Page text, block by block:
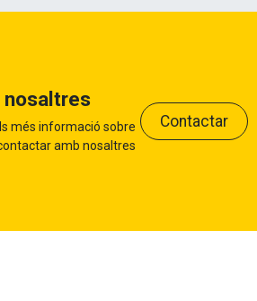
nosaltres
més informació sobre
amb nosaltres
Contactar